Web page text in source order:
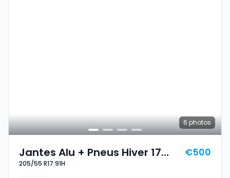
6 photos
Jantes Alu + Pneus Hiver 17
205/55 R17 91H
205/55 R17 91H
€500